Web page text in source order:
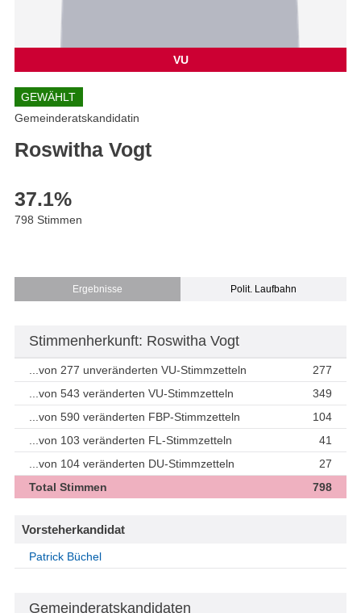
VU
GEWÄHLT
Gemeinderatskandidatin
Roswitha Vogt
37.1%
798 Stimmen
Ergebnisse Polit. Laufbahn
Stimmenherkunft: Roswitha Vogt
...von 277 unveränderten VU-Stimmzetteln
277
...von 543 veränderten VU-Stimmzetteln
349
...von 590 veränderten FBP-Stimmzetteln
104
...von 103 veränderten FL-Stimmzetteln
41
...von 104 veränderten DU-Stimmzetteln
27
Total Stimmen
798
Vorsteherkandidat
Patrick Büchel
Gemeinderatskandidaten